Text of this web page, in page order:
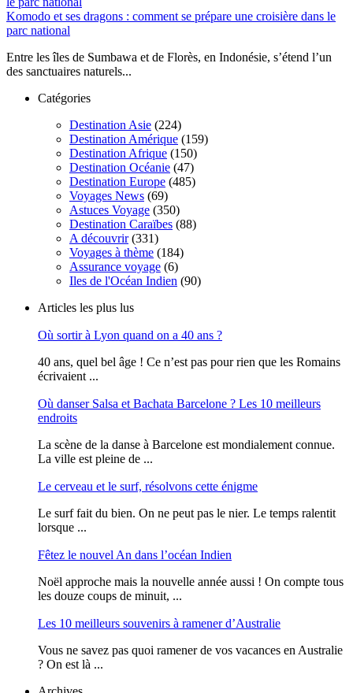
Komodo et ses dragons : comment se prépare une croisière dans le
parc national
Entre les îles de Sumbawa et de Florès, en Indonésie, s’étend l’un
des sanctuaires naturels...
Catégories
Destination Asie (224)
Destination Amérique (159)
Destination Afrique (150)
Destination Océanie (47)
Destination Europe (485)
Voyages News (69)
Astuces Voyage (350)
Destination Caraïbes (88)
A découvrir(331)
Voyages à thème (184)
Assurance voyage (6)
Iles de l'Océan Indien (90)
Articles les plus lus
Où sortir à Lyon quand on a 40 ans ?
40 ans, quel bel âge ! Ce n’est pas pour rien que les Romains
écrivaient ...
Où danser Salsa et Bachata Barcelone ? Les 10 meilleurs
endroits
La scène de la danse à Barcelone est mondialement connue.
La ville est pleine de ...
Le cerveau et le surf, résolvons cette énigme
Le surf fait du bien. On ne peut pas le nier. Le temps ralentit
lorsque ...
Fêtez le nouvel An dans l’océan Indien
Noël approche mais la nouvelle année aussi ! On compte tous
les douze coups de minuit, ...
Les 10 meilleurs souvenirs à ramener d’Australie
Vous ne savez pas quoi ramener de vos vacances en Australie
? On est là ...